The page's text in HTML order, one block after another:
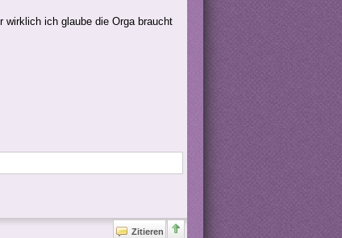
ich glaube die Orga braucht
Zitieren